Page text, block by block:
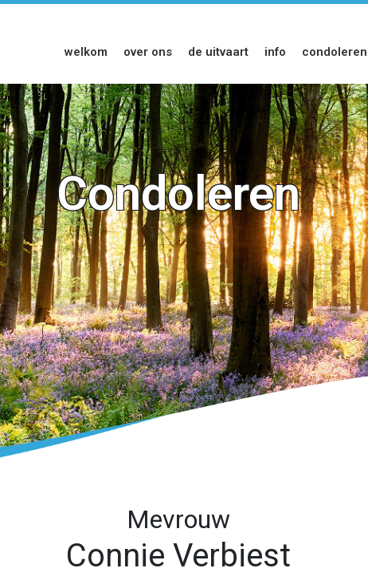
welkom over ons de uitvaart info condoleren
Condoleren
Mevrouw
Connie Verbiest